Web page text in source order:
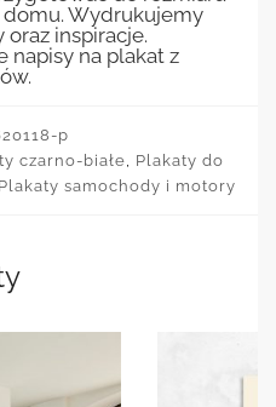
domu. Wydrukujemy
oraz inspiracje.
napisy na plakat z
p
czarno-białe, Plakaty do
Plakaty samochody i motory